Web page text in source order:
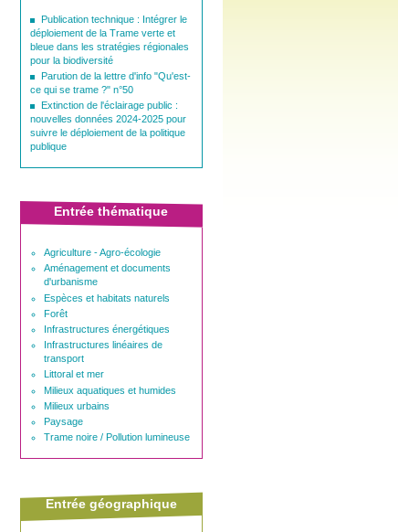
Publication technique : Intégrer le
déploiement de la Trame verte et
bleue dans les stratégies régionales
pour la biodiversité
Parution de la lettre d'info "Qu'est-
ce qui se trame ?" n°50
Extinction de l'éclairage public :
nouvelles données 2024-2025 pour
suivre le déploiement de la politique
publique
Entrée thématique
Agriculture - Agro-écologie
Aménagement et documents
d'urbanisme
Espèces et habitats naturels
Forêt
Infrastructures énergétiques
Infrastructures linéaires de
transport
Littoral et mer
Milieux aquatiques et humides
Milieux urbains
Paysage
Trame noire / Pollution lumineuse
Entrée géographique